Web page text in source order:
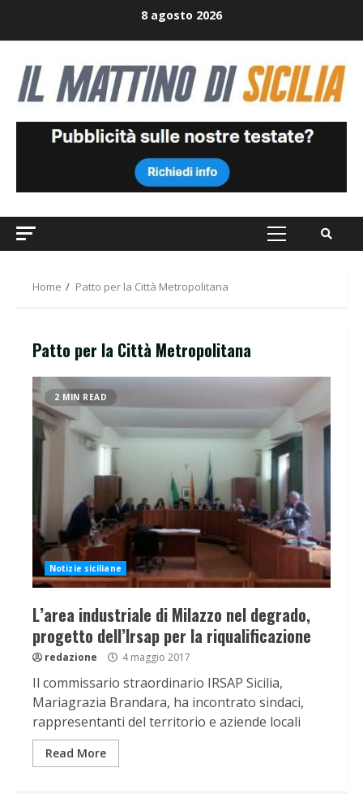
8 agosto 2026
Primary
Home Patto per la Città Metropolitana
Patto per la Città Metropolitana
2 MIN READ
Notizie siciliane
L’area industriale di Milazzo nel degrado,
progetto dell’Irsap per la riqualificazione
redazione 4 maggio 2017
Il commissario straordinario IRSAP Sicilia,
Mariagrazia Brandara, ha incontrato sindaci,
rappresentanti del territorio e aziende locali
Read More